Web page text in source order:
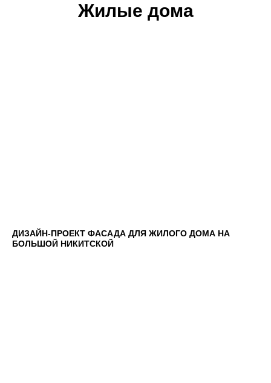
Жилые дома
ДИЗАЙН-ПРОЕКТ ФАСАДА ДЛЯ ЖИЛОГО ДОМА НА
БОЛЬШОЙ НИКИТСКОЙ